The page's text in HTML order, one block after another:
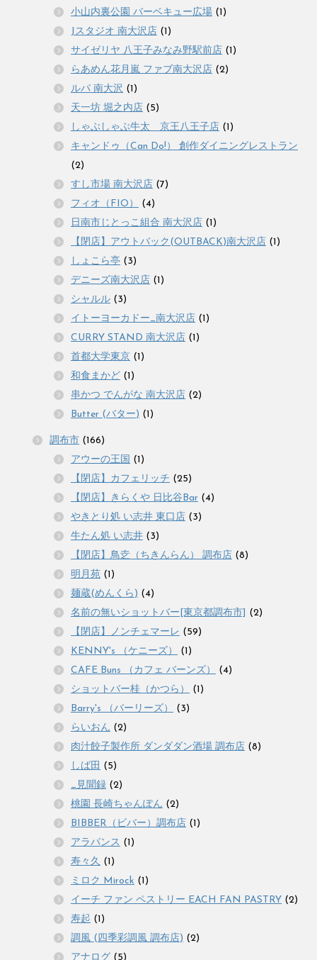
小山内裏公園 バーベキュー広場 (1)
Jスタジオ 南大沢店 (1)
サイゼリヤ 八王子みなみ野駅前店 (1)
らあめん花月嵐 ファブ南大沢店 (2)
ルパ 南大沢 (1)
天一坊 堀之内店 (5)
しゃぶしゃぶ牛太 京王八王子店 (1)
キャンドゥ（Can Do!） 創作ダイニングレストラン
(2)
すし市場 南大沢店 (7)
フィオ（FIO）
(4)
日南市じとっこ組合 南大沢店 (1)
【閉店】アウトバック(OUTBACK)南大沢店 (1)
しょこら亭 (3)
デニーズ南大沢店 (1)
シャルル (3)
イトーヨーカドー_南大沢店 (1)
CURRY STAND 南大沢店 (1)
首都大学東京 (1)
和食まかど (1)
串かつ でんがな 南大沢店 (2)
Butter (バター) (1)
調布市 (166)
アウーの王国 (1)
【閉店】カフェリッチ (25)
【閉店】きらくや 日比谷Bar (4)
やきとり処 い志井 東口店 (3)
牛たん処 い志井 (3)
【閉店】鳥赱（ちきんらん） 調布店 (8)
明月苑 (1)
麺蔵(めんくら) (4)
名前の無いショットバー[東京都調布市]
(2)
【閉店】ノンチェマーレ (59)
KENNY's （ケニーズ）
(1)
CAFE Buns （カフェ バーンズ）
(4)
ショットバー桂（かつら）
(1)
Barry's （バーリーズ）
(3)
らいおん (2)
肉汁餃子製作所 ダンダダン酒場 調布店 (8)
しば田 (5)
_見聞録 (2)
桃園 長崎ちゃんぽん (2)
BIBBER（ビバー）調布店 (1)
アラパンス (1)
寿々久 (1)
ミロク Mirock (1)
イーチ ファン ペストリー EACH FAN PASTRY (2)
寿起 (1)
調風 (四季彩調風 調布店) (2)
アナログ (5)